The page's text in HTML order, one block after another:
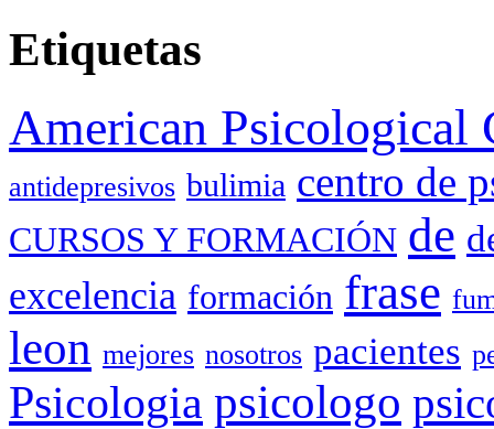
Etiquetas
American Psicological
antidepresivos bulimia centro de
CURSOS Y FORMACIÓN de
excelencia formación frase
leon mejores nosotros pacientes
Psicologia psicologo